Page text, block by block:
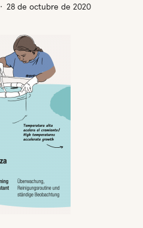
28 de octubre de 2020